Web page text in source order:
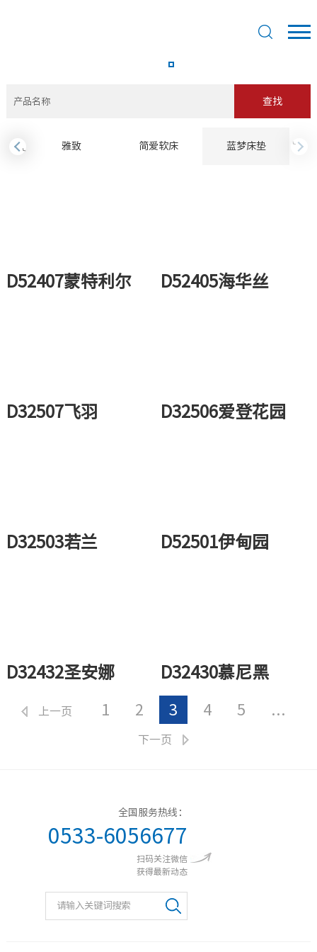
查找
雅致 简爱软床 蓝梦床垫
‹
›
D52407蒙特利尔 D52405海华丝
D32507飞羽 D32506爱登花园
D32503若兰 D52501伊甸园
D32432圣安娜 D32430慕尼黑
上一页 1 2 3 4 5 ...
下一页
全国服务热线：
0533-6056677
扫码关注微信
获得最新动态